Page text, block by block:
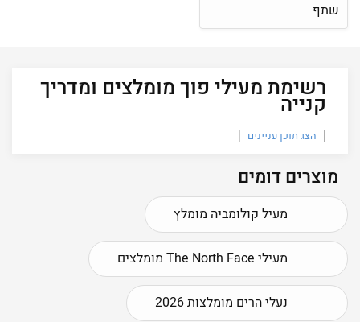
שתף
רשימת מעילי פוך מומלצים ומדריך
קנייה
הצג תוכן עניינים
מוצרים דומים
מעיל קולומביה מומלץ
מעילי The North Face מומלצים
נעלי הרים מומלצות 2026